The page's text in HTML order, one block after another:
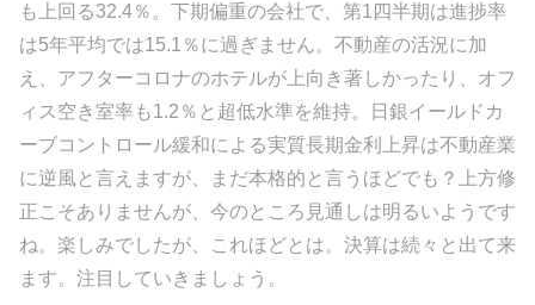
も上回る32.4％。下期偏重の会社で、第1四半期は進捗率
は5年平均では15.1％に過ぎません。不動産の活況に加
え、アフターコロナのホテルが上向き著しかったり、オフ
ィス空き室率も1.2％と超低水準を維持。日銀イールドカ
ーブコントロール緩和による実質長期金利上昇は不動産業
に逆風と言えますが、まだ本格的と言うほどでも？上方修
正こそありませんが、今のところ見通しは明るいようです
ね。楽しみでしたが、これほどとは。決算は続々と出て来
ます。注目していきましょう。